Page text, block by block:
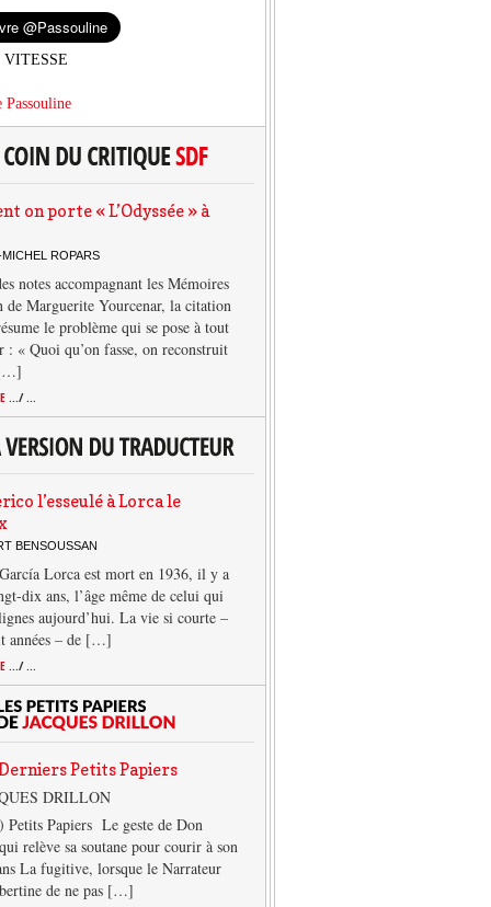
VITESSE
Passouline
on porte « L’Odyssée » à
ROPARS
notes accompagnant les Mémoires
de Marguerite Yourcenar, la citation
le problème qui se pose à tout
: « Quoi qu’on fasse, on reconstruit
.../ ...
l’esseulé à Lorca le
BENSOUSSAN
Lorca est mort en 1936, il y a
dix ans, l’âge même de celui qui
aujourd’hui. La vie si courte –
années – de […]
.../ ...
Petits Papiers
DRILLON
Petits Papiers Le geste de Don
relève sa soutane pour courir à son
La fugitive, lorsque le Narrateur
de ne pas […]